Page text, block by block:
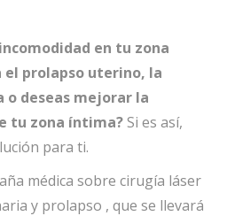
en tu zona
el prolapso uterino, la
deseas mejorar la
tu zona íntima? Si es así,
para ti.
médica sobre cirugía láser
y prolapso , que se llevará